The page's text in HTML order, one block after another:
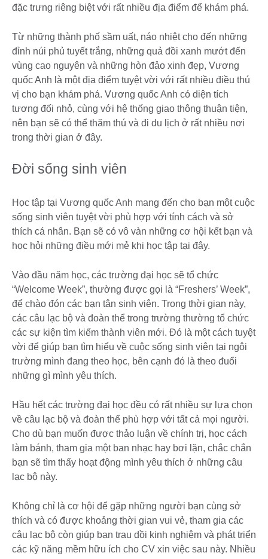
đặc trưng riêng biệt với rất nhiều địa điểm để khám phá.
Từ những thành phố sầm uất, náo nhiệt cho đến những
đỉnh núi phủ tuyết trắng, những quả đồi xanh mướt đến
vùng cao nguyên và những hòn đảo xinh đẹp, Vương
quốc Anh là một địa điểm tuyệt vời với rất nhiều điều thú
vị cho bạn khám phá. Vương quốc Anh có diện tích
tương đối nhỏ, cùng với hệ thống giao thông thuận tiện,
nên bạn sẽ có thể thăm thú và đi du lịch ở rất nhiều nơi
trong thời gian ở đây.
Đời sống sinh viên
Học tập tại Vương quốc Anh mang đến cho bạn một cuộc
sống sinh viên tuyệt vời phù hợp với tính cách và sở
thích cá nhân. Bạn sẽ có vô vàn những cơ hội kết bạn và
học hỏi những điều mới mẻ khi học tập tại đây.
Vào đầu năm học, các trường đại học sẽ tổ chức
“Welcome Week”, thường được gọi là “Freshers’ Week”,
để chào đón các bạn tân sinh viên. Trong thời gian này,
các câu lạc bộ và đoàn thể trong trường thường tổ chức
các sự kiện tìm kiếm thành viên mới. Đó là một cách tuyệt
vời để giúp bạn tìm hiểu về cuộc sống sinh viên tại ngôi
trường mình đang theo học, bên cạnh đó là theo đuổi
những gì mình yêu thích.
Hầu hết các trường đại học đều có rất nhiều sự lựa chọn
về câu lạc bộ và đoàn thể phù hợp với tất cả mọi người.
Cho dù bạn muốn được thảo luận về chính trị, học cách
làm bánh, tham gia một ban nhạc hay bơi lặn, chắc chắn
bạn sẽ tìm thấy hoạt động mình yêu thích ở những câu
lạc bộ này.
Không chỉ là cơ hội để gặp những người bạn cùng sở
thích và có được khoảng thời gian vui vẻ, tham gia các
câu lạc bộ còn giúp bạn trau dồi kinh nghiệm và phát triển
các kỹ năng mềm hữu ích cho CV xin việc sau này. Nhiều